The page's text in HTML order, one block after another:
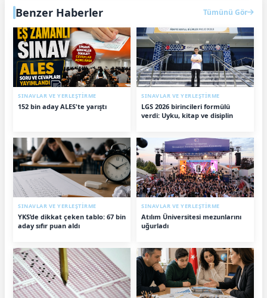
Benzer Haberler Tümünü Gör
SINAVLAR VE YERLEŞTİRME
152 bin aday ALES'te yarıştı
SINAVLAR VE YERLEŞTİRME
LGS 2026 birincileri formülü
verdi: Uyku, kitap ve disiplin
SINAVLAR VE YERLEŞTİRME
YKS’de dikkat çeken tablo: 67 bin
aday sıfır puan aldı
SINAVLAR VE YERLEŞTİRME
Atılım Üniversitesi mezunlarını
uğurladı